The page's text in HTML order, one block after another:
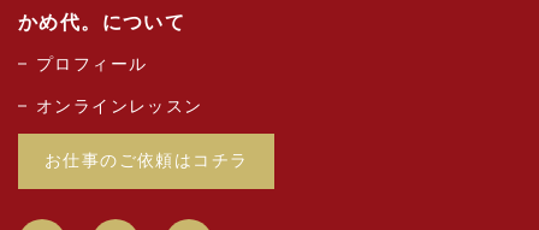
かめ代。について
プロフィール
オンラインレッスン
お仕事のご依頼はコチラ